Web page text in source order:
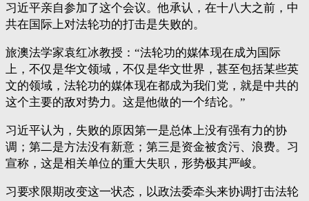
习近平亲自参加了这个会议。他承认，在十八大之前，中
共在国际上对法轮功的打击是失败的。
旅澳法学家袁红冰教授：“法轮功的媒体现在成为国际
上，不仅是华文领域，不仅是华文世界，甚至包括某些英
文的领域，法轮功的媒体现在都成为我们党，就是中共的
这个主要的敌对势力。这是他做的一个结论。”
习近平认为，失败的原因第一是总体上没有强有力的协
调；第二是方法没有新意；第三是资金被贪污、浪费。习
宣称，这是相关单位的重大失职，形势极其严峻。
习要求限期改变这一状态，以政法委牵头来协调打击法轮